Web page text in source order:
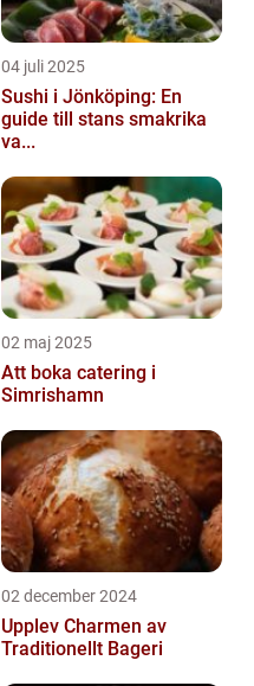
04 juli 2025
Sushi i Jönköping: En
guide till stans smakrika
va...
02 maj 2025
Att boka catering i
Simrishamn
02 december 2024
Upplev Charmen av
Traditionellt Bageri